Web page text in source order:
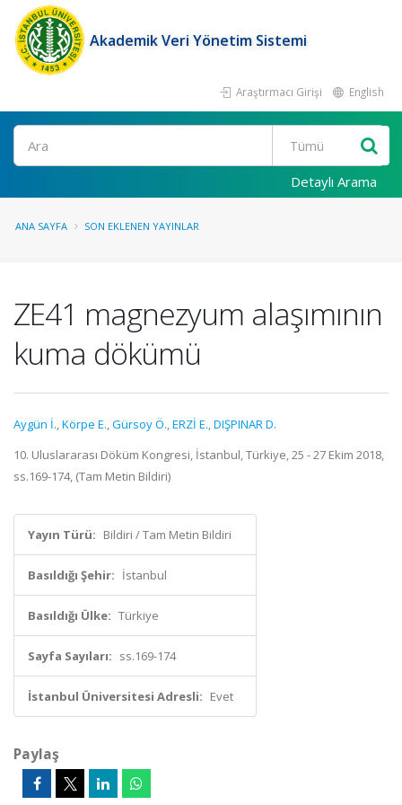
Akademik Veri Yönetim Sistemi
Araştırmacı Girişi English
Ara
Detaylı Arama
ANA SAYFA SON EKLENEN YAYINLAR
ZE41 magnezyum alaşımının
kuma dökümü
Aygün İ.,Körpe E.,Gürsoy Ö.,ERZİ E.,DIŞPINAR D.
10. Uluslararası Döküm Kongresi, İstanbul, Türkiye, 25 - 27 Ekim 2018,
ss.169-174, (Tam Metin Bildiri)
Yayın Türü: Bildiri / Tam Metin Bildiri
Basıldığı Şehir: İstanbul
Basıldığı Ülke: Türkiye
Sayfa Sayıları: ss.169-174
İstanbul Üniversitesi Adresli: Evet
Paylaş